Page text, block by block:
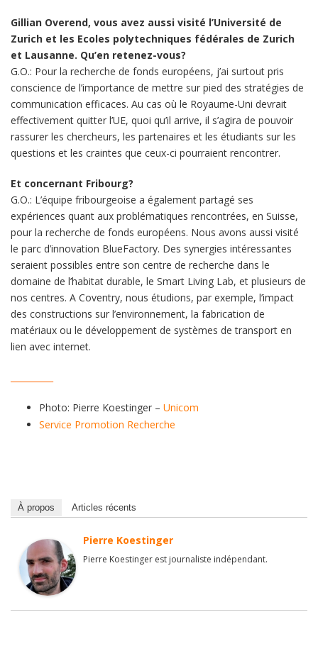
Gillian Overend, vous avez aussi visité l’Université de
Zurich et les Ecoles polytechniques fédérales de Zurich
et Lausanne. Qu’en retenez-vous?
G.O.: Pour la recherche de fonds européens, j’ai surtout pris
conscience de l’importance de mettre sur pied des stratégies de
communication efficaces. Au cas où le Royaume-Uni devrait
effectivement quitter l’UE, quoi qu’il arrive, il s’agira de pouvoir
rassurer les chercheurs, les partenaires et les étudiants sur les
questions et les craintes que ceux-ci pourraient rencontrer.
Et concernant Fribourg?
G.O.: L’équipe fribourgeoise a également partagé ses
expériences quant aux problématiques rencontrées, en Suisse,
pour la recherche de fonds européens. Nous avons aussi visité
le parc d’innovation BlueFactory. Des synergies intéressantes
seraient possibles entre son centre de recherche dans le
domaine de l’habitat durable, le Smart Living Lab, et plusieurs de
nos centres. A Coventry, nous étudions, par exemple, l’impact
des constructions sur l’environnement, la fabrication de
matériaux ou le développement de systèmes de transport en
lien avec internet.
Photo: Pierre Koestinger – Unicom
Service Promotion Recherche
À propos Articles récents
Pierre Koestinger
Pierre Koestinger est journaliste indépendant.